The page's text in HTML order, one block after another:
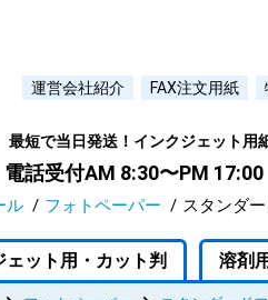
運営会社紹介 FAX注文用紙
最短で当日発送！インクジェット用
電話受付AM 8:30〜PM 17:00
ル フォトペーパー スタンダ
ェット用・カット判 溶剤